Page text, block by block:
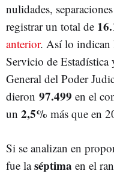
nulidades,
registrar un total de
anterior. Así lo indican
Servicio de
General del Poder
dieron 97.499 en el
un 2,5% más que en
Si se analizan en
fue laséptima en el